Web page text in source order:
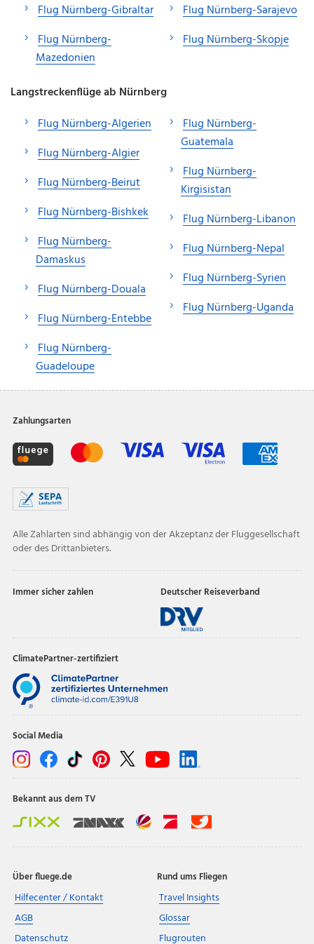
Flug Nürnberg-Gibraltar
Flug Nürnberg-
Mazedonien
Flug Nürnberg-Sarajevo
Flug Nürnberg-Skopje
Langstreckenflüge ab Nürnberg
Flug Nürnberg-Algerien
Flug Nürnberg-Algier
Flug Nürnberg-Beirut
Flug Nürnberg-Bishkek
Flug Nürnberg-
Damaskus
Flug Nürnberg-Douala
Flug Nürnberg-Entebbe
Flug Nürnberg-
Guadeloupe
Flug Nürnberg-
Guatemala
Flug Nürnberg-
Kirgisistan
Flug Nürnberg-Libanon
Flug Nürnberg-Nepal
Flug Nürnberg-Syrien
Flug Nürnberg-Uganda